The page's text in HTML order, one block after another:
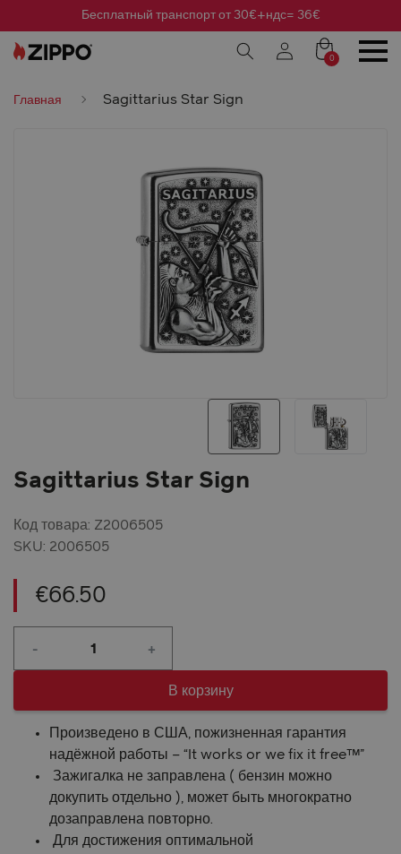
Бесплатный транспорт от 30€+ндс= 36€
0
Главная Sagittarius Star Sign
Sagittarius Star Sign
Код товара: Z2006505
SKU: 2006505
€66.50
-
товара
Sagittarius
+
В корзину
Произведено в США, пожизненная гарантия
надёжной работы – “It works or we fix it free™”
Зажигалка не заправлена ( бензин можно
докупить отдельно ), может быть многократно
дозаправлена повторно.
Для достижения оптимальной